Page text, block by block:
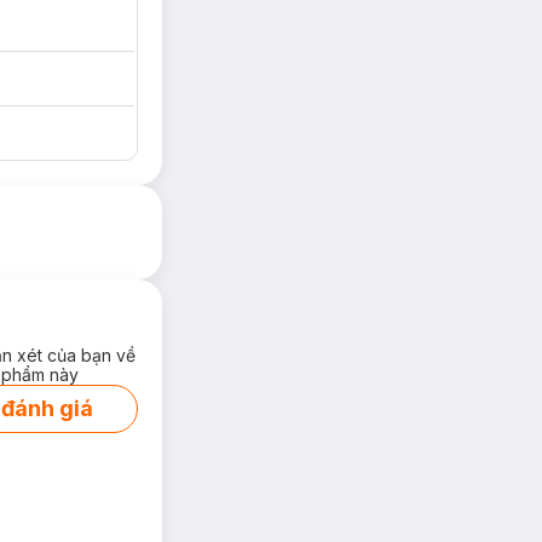
xét của bạn về
này
giá